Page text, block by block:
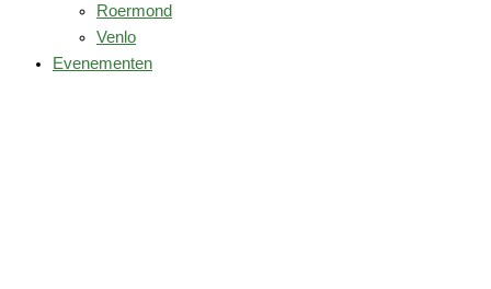
Roermond
Venlo
Evenementen